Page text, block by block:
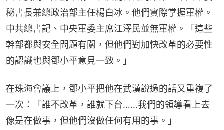
秘書長兼總政治部主任楊白冰。他們實際掌握軍權。
中共總書記、中央軍委主席江澤民並無軍權。「這些
幹部都與安全問題有關，但他們對加快改革的必要性
的認識也與鄧小平意見一致。」
在珠海會議上，鄧小平把他在武漢說過的話又重複了
一次：「誰不改革，誰就下台……我們的領導看上去
像是在做事，但他們沒做任何有用的事。」